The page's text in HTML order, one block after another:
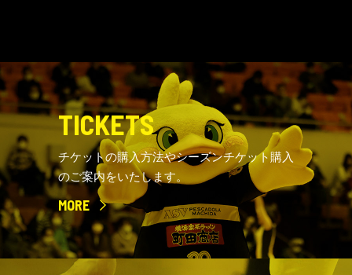
TICKETS
チケットの購入方法やシーズンチケット購入
のご案内をいたします。
MORE